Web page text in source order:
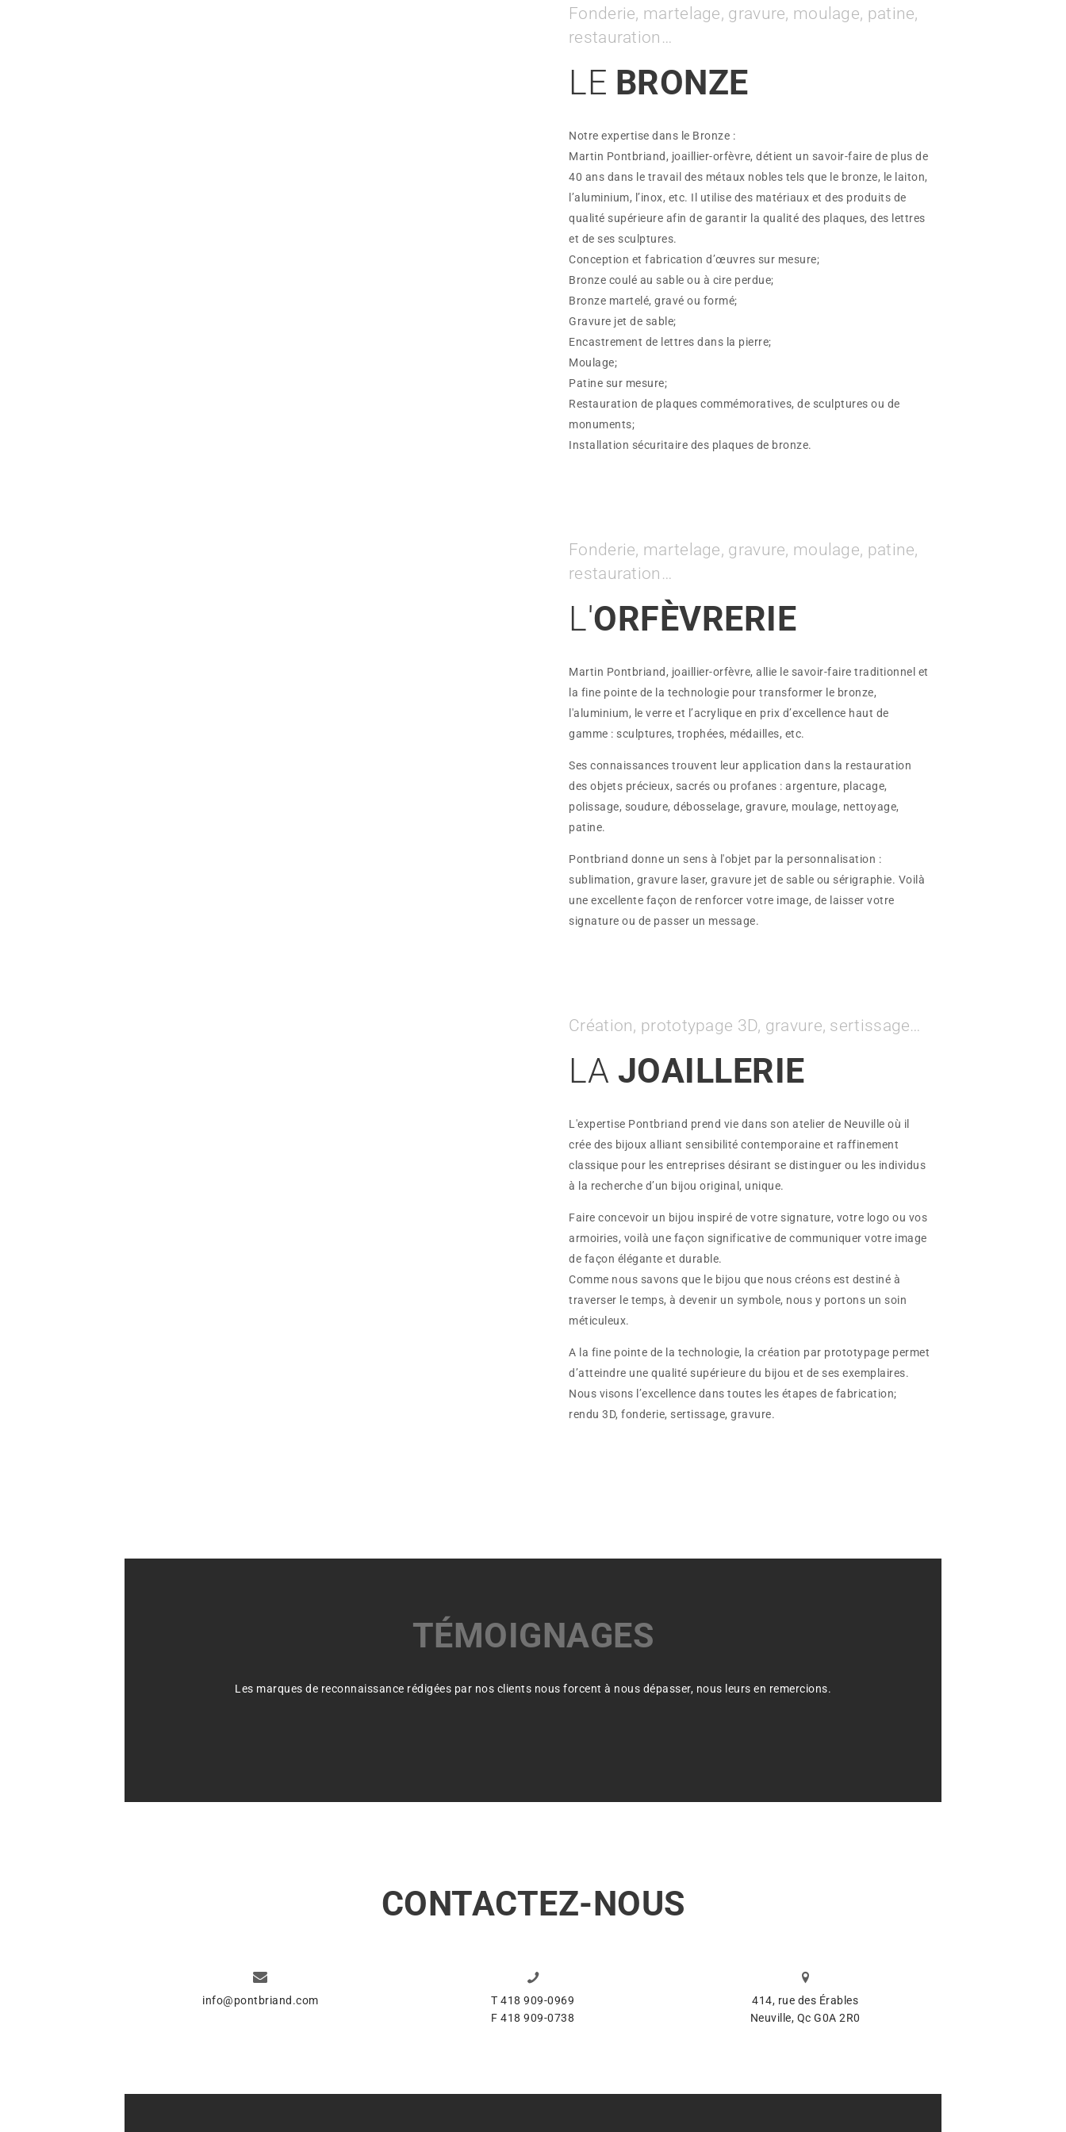
Fonderie, martelage, gravure, moulage, patine,
restauration…
LE BRONZE
Notre expertise dans le Bronze :
Martin Pontbriand, joaillier-orfèvre, détient un savoir-faire de plus de
40 ans dans le travail des métaux nobles tels que le bronze, le laiton,
l’aluminium, l’inox, etc. Il utilise des matériaux et des produits de
qualité supérieure afin de garantir la qualité des plaques, des lettres
et de ses sculptures.
Conception et fabrication d’œuvres sur mesure;
Bronze coulé au sable ou à cire perdue;
Bronze martelé, gravé ou formé;
Gravure jet de sable;
Encastrement de lettres dans la pierre;
Moulage;
Patine sur mesure;
Restauration de plaques commémoratives, de sculptures ou de
monuments;
Installation sécuritaire des plaques de bronze.
Fonderie, martelage, gravure, moulage, patine,
restauration…
L'ORFÈVRERIE
Martin Pontbriand, joaillier-orfèvre, allie le savoir-faire traditionnel et
la fine pointe de la technologie pour transformer le bronze,
l'aluminium, le verre et l’acrylique en prix d’excellence haut de
gamme : sculptures, trophées, médailles, etc.
Ses connaissances trouvent leur application dans la restauration
des objets précieux, sacrés ou profanes : argenture, placage,
polissage, soudure, débosselage, gravure, moulage, nettoyage,
patine.
Pontbriand donne un sens à l'objet par la personnalisation :
sublimation, gravure laser, gravure jet de sable ou sérigraphie. Voilà
une excellente façon de renforcer votre image, de laisser votre
signature ou de passer un message.
Création, prototypage 3D, gravure, sertissage…
LA JOAILLERIE
L'expertise Pontbriand prend vie dans son atelier de Neuville où il
crée des bijoux alliant sensibilité contemporaine et raffinement
classique pour les entreprises désirant se distinguer ou les individus
à la recherche d’un bijou original, unique.
Faire concevoir un bijou inspiré de votre signature, votre logo ou vos
armoiries, voilà une façon significative de communiquer votre image
de façon élégante et durable.
Comme nous savons que le bijou que nous créons est destiné à
traverser le temps, à devenir un symbole, nous y portons un soin
méticuleux.
A la fine pointe de la technologie, la création par prototypage permet
d’atteindre une qualité supérieure du bijou et de ses exemplaires.
Nous visons l’excellence dans toutes les étapes de fabrication;
rendu 3D, fonderie, sertissage, gravure.
TÉMOIGNAGES
Les marques de reconnaissance rédigées par nos clients nous forcent à nous dépasser, nous leurs en remercions.
CONTACTEZ-NOUS
info@pontbriand.com
T 418 909-0969
F 418 909-0738
414, rue des Érables
Neuville, Qc G0A 2R0